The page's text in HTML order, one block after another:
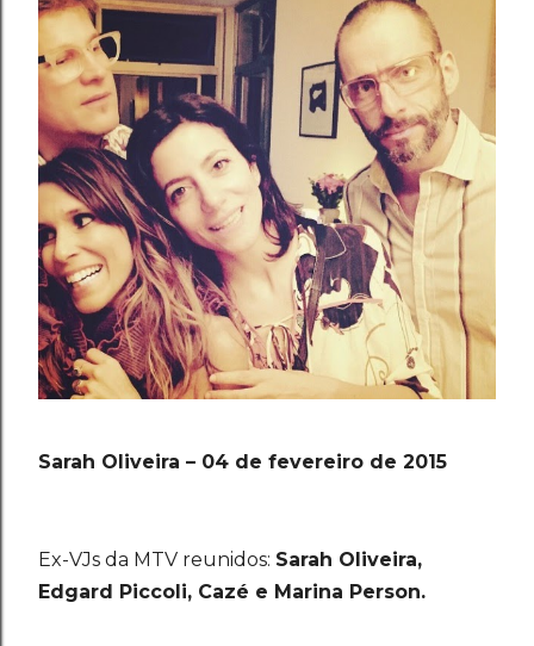
Sarah Oliveira – 04 de fevereiro de 2015
Ex-VJs da MTV reunidos: Sarah Oliveira,
Edgard Piccoli, Cazé e Marina Person.